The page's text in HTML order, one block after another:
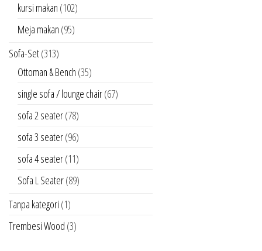
kursi makan (102)
Meja makan (95)
Sofa-Set(313)
Ottoman & Bench (35)
single sofa / lounge chair(67)
sofa 2 seater(78)
sofa 3 seater(96)
sofa 4 seater(11)
Sofa L Seater(89)
Tanpa kategori (1)
Trembesi Wood (3)